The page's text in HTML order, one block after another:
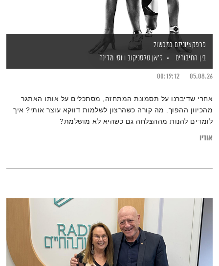
פרפקציוניזם כמכשול
בין החיבורים
ז'אן טלסניקוב ויוסי מדינה
05.08.26
00:19:12
אחרי שדיברנו על תסמונת המתחזה, מסתכלים על אותו האתגר
מהכיוון ההפוך. מה קורה כשהרצון לשלמות דווקא עוצר אותי? איך
לומדים להנות מההצלחה גם כשהיא לא מושלמת?
אודיו